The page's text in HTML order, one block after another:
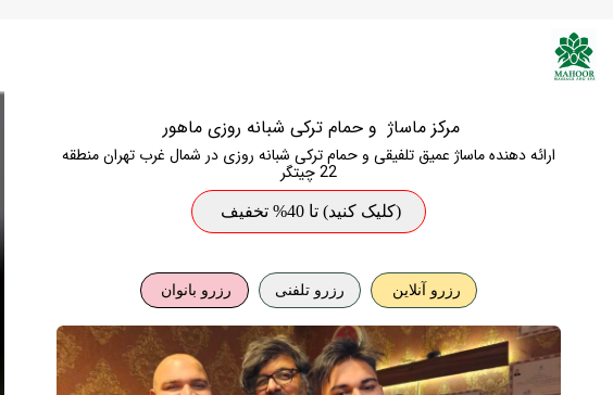
Skip to Content
مرکز ماساژ و حمام ترکی شبانه روزی ماهور
ارائه دهنده ماساژ عمیق تلفیقی و حمام ترکی شبانه روزی در شمال غرب تهران منطقه
22 چیتگر
(کلیک کنید) تا 40% تخفیف
رزرو آنلاین رزرو تلفنی رزرو بانوان